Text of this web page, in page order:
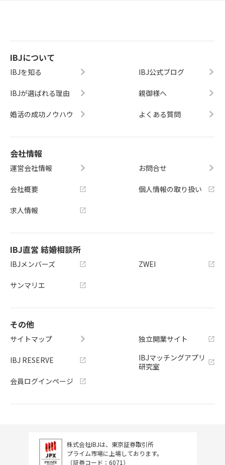
IBJについて
IBJを知る
IBJが選ばれる理由
婚活の成功ノウハウ
IBJ公式ブログ
親御様へ
よくある質問
会社情報
運営会社情報
会社概要
求人情報
お問合せ
個人情報の取り扱い
IBJ直営 結婚相談所
IBJメンバーズ
サンマリエ
ZWEI
その他
サイトマップ
IBJ RESERVE
会員ログインページ
独立開業サイト
IBJマッチングアプリ
研究室
株式会社IBJは、東京証券取引所
プライム市場に上場しております。
（証券コード：6071）